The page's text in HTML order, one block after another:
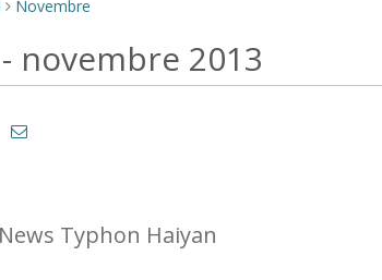
> Novembre
novembre 2013
News Typhon Haiyan